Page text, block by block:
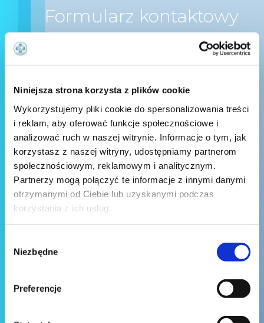
Niniejsza strona korzysta z plików cookie
Wykorzystujemy pliki cookie do spersonalizowania treści
i reklam, aby oferować funkcje społecznościowe i
analizować ruch w naszej witrynie. Informacje o tym, jak
korzystasz z naszej witryny, udostępniamy partnerom
społecznościowym, reklamowym i analitycznym.
Partnerzy mogą połączyć te informacje z innymi danymi
otrzymanymi od Ciebie lub uzyskanymi podczas
korzystania z ich usług.
zgody
Niezbędne
Preferencje
Formularz kontaktowy
Wyślij wiadomość